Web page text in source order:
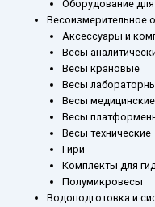
Оборудование
Весоизмерительное
Аксессуары и
Весы
Весы крановые
Весы
Весы
Весы
Весы технические
Гири
Комплекты для
Полумикровесы
Водоподготовка и